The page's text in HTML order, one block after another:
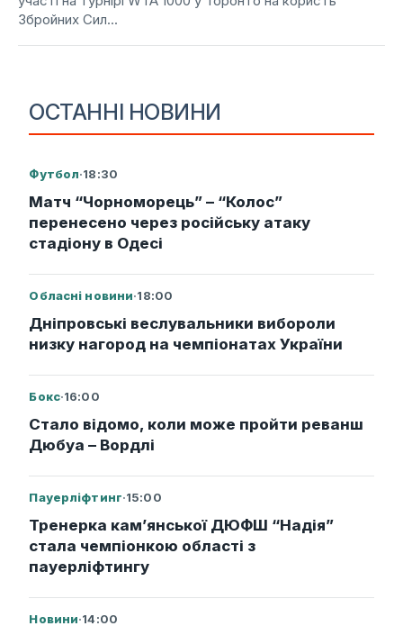
ОСТАННІ НОВИНИ
Футбол·18:30
Матч “Чорноморець” – “Колос”
перенесено через російську атаку
стадіону в Одесі
Обласні новини·18:00
Дніпровські веслувальники вибороли
низку нагород на чемпіонатах України
Бокс·16:00
Стало відомо, коли може пройти реванш
Дюбуа – Вордлі
Пауерліфтинг·15:00
Тренерка кам’янської ДЮФШ “Надія”
стала чемпіонкою області з
пауерліфтингу
Новини·14:00
Збройних Сил...